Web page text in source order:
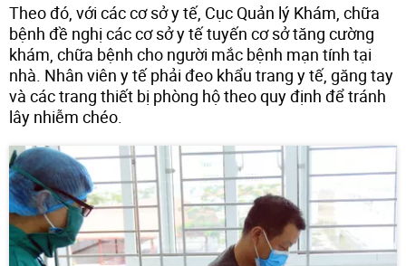
Theo đó, với các cơ sở y tế, Cục Quản lý Khám, chữa
bệnh đề nghị các cơ sở y tế tuyến cơ sở tăng cường
khám, chữa bệnh cho người mắc bệnh mạn tính tại
nhà. Nhân viên y tế phải đeo khẩu trang y tế, găng tay
và các trang thiết bị phòng hộ theo quy định để tránh
lây nhiễm chéo.